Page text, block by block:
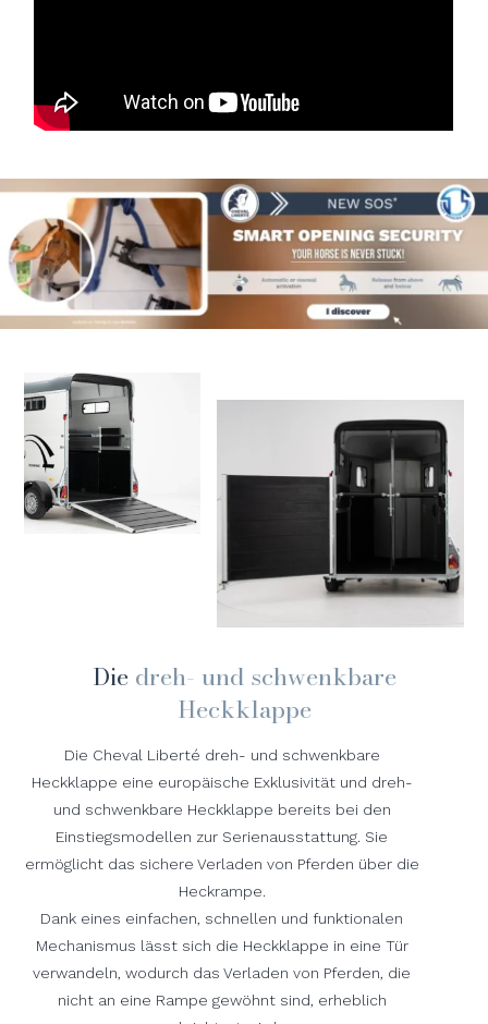
Die dreh- und schwenkbare
Heckklappe
Die Cheval Liberté dreh- und schwenkbare
Heckklappe eine europäische Exklusivität und dreh-
und schwenkbare Heckklappe bereits bei den
Einstiegsmodellen zur Serienausstattung. Sie
ermöglicht das sichere Verladen von Pferden über die
Heckrampe.
Dank eines einfachen, schnellen und funktionalen
Mechanismus lässt sich die Heckklappe in eine Tür
verwandeln, wodurch das Verladen von Pferden, die
nicht an eine Rampe gewöhnt sind, erheblich